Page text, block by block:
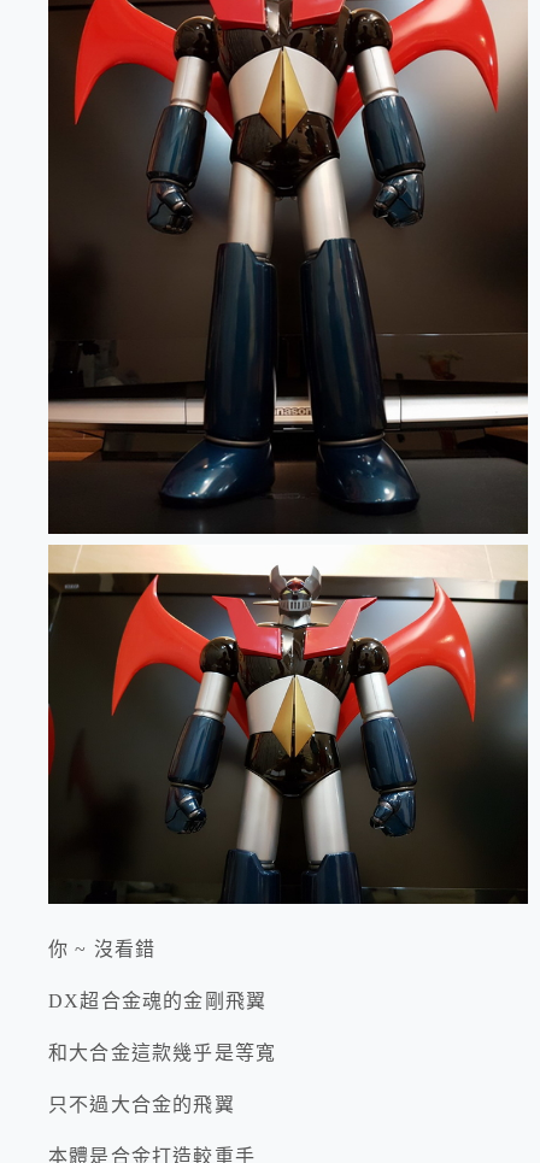
你 ~ 沒看錯
DX超合金魂的金剛飛翼
和大合金這款幾乎是等寬
只不過大合金的飛翼
本體是合金打造較重手